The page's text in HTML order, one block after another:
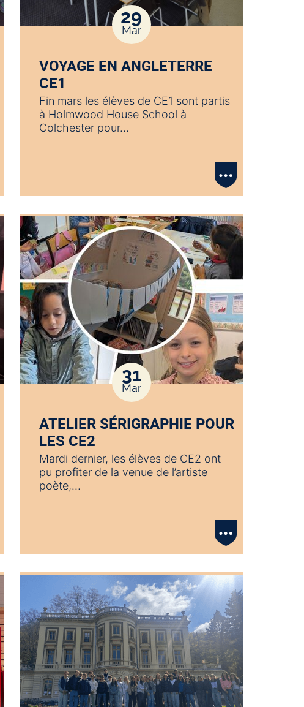
29
Mar
VOYAGE EN ANGLETERRE
CE1
Fin mars les élèves de CE1 sont partis
à Holmwood House School à
Colchester pour…
31
Mar
ATELIER SÉRIGRAPHIE POUR
LES CE2
Mardi dernier, les élèves de CE2 ont
pu profiter de la venue de l’artiste
poète,…